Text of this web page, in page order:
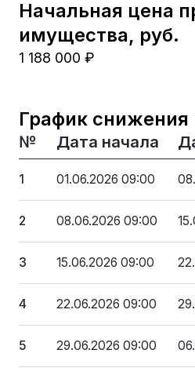
Начальная цена
имущества, руб.
1 188 000 ₽
График снижения
№ Дата начала
1 01.06.2026 09:00
2 08.06.2026 09:00
3 15.06.2026 09:00
4 22.06.2026 09:00
5 29.06.2026 09:00